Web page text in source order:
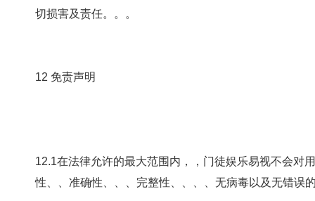
切损害及责任。。。
12 免责声明
12.1在法律允许的最大范围内，，门徒娱乐易视不会对用户提供任何
性、、准确性、、、完整性、、、、无病毒以及